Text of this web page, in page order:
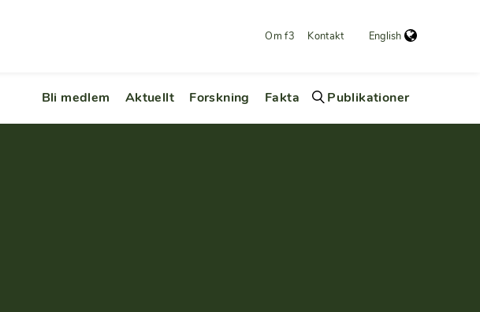
Om f3 Kontakt English
Bli medlem Aktuellt Forskning Fakta Publikationer